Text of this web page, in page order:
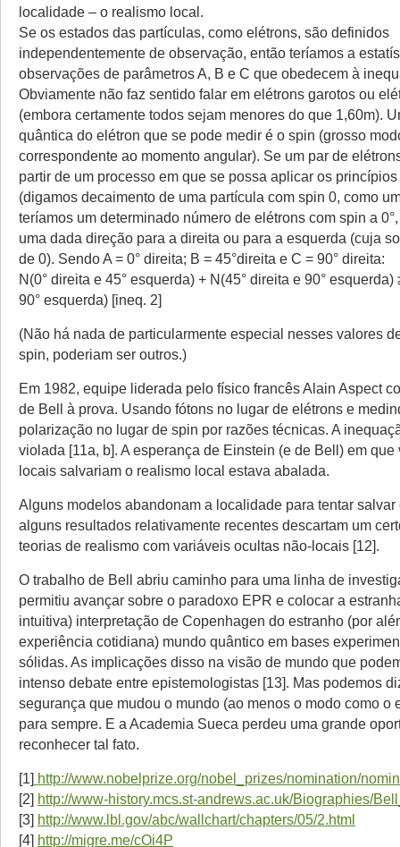
localidade – o realismo local.
Se os estados das partículas, como elétrons, são definidos
independentemente de observação, então teríamos a
observações de parâmetros A, B e C que obedecem à
Obviamente não faz sentido falar em elétrons garotos ou
(embora certamente todos sejam menores do que 1,60m).
quântica do elétron que se pode medir é o spin (grosso
correspondente ao momento angular). Se um par de
partir de um processo em que se possa aplicar os
(digamos decaimento de uma partícula com spin 0, como
teríamos um determinado número de elétrons com spin a 0°,
uma dada direção para a direita ou para a esquerda (cuja
de 0). Sendo A = 0° direita; B = 45°direita e C = 90° direita:
N(0° direita e 45° esquerda) + N(45° direita e 90° esquerda)
90° esquerda) [ineq. 2]
(Não há nada de particularmente especial nesses valores
spin, poderiam ser outros.)
Em 1982, equipe liderada pelo físico francês Alain Aspect
de Bell à prova. Usando fótons no lugar de elétrons e
polarização no lugar de spin por razões técnicas. A
violada [11a, b]. A esperança de Einstein (e de Bell) em
locais salvariam o realismo local estava abalada.
Alguns modelos abandonam a localidade para tentar salvar
alguns resultados relativamente recentes descartam um
teorias de realismo com variáveis ocultas não-locais [12].
O trabalho de Bell abriu caminho para uma linha de
permitiu avançar sobre o paradoxo EPR e colocar a
intuitiva) interpretação de Copenhagen do estranho (por
experiência cotidiana) mundo quântico em bases
sólidas. As implicações disso na visão de mundo que
intenso debate entre epistemologistas [13]. Mas podemos
segurança que mudou o mundo (ao menos o modo como o
para sempre. E a Academia Sueca perdeu uma grande
reconhecer tal fato.
[1] http://www.nobelprize.org/nobel_prizes/nomination/
[2] http://www-history.mcs.st-andrews.ac.uk/Biographies/
[3] http://www.lbl.gov/abc/wallchart/chapters/05/2.html
[4] http://migre.me/cOi4P